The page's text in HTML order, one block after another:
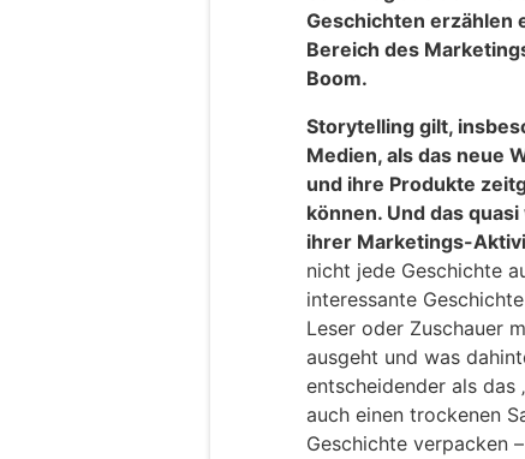
Geschichten erzählen
Bereich des
Boom.
Storytelling gilt,
Medien, als das neue
und ihre Produkte
können. Und das
ihrer Marketings-
nicht jede Geschichte
interessante
Leser oder Zuschauer
ausgeht und was
entscheidender als das
auch einen trockenen
Geschichte verpacken